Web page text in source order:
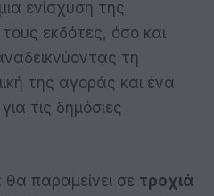
ενίσχυση της
εκδότες, όσο και
τη
της αγοράς και ένα
τις δημόσιες
θα παραμείνει σε τροχιά